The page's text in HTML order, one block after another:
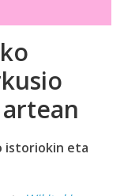
istoriokin eta